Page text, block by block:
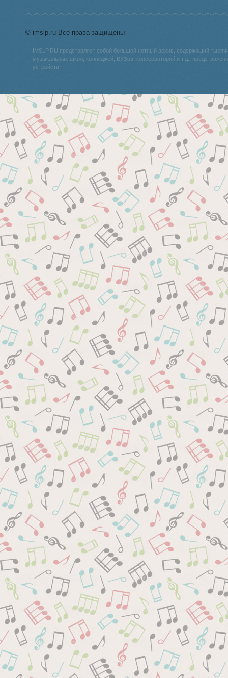
© imslp.ru Все права защищены
IMSLP.RU представляет собой большой нотный архив, содержащий
музыкальных школ, колледжей, ВУЗов, консерваторий и т.д.,
устройств.